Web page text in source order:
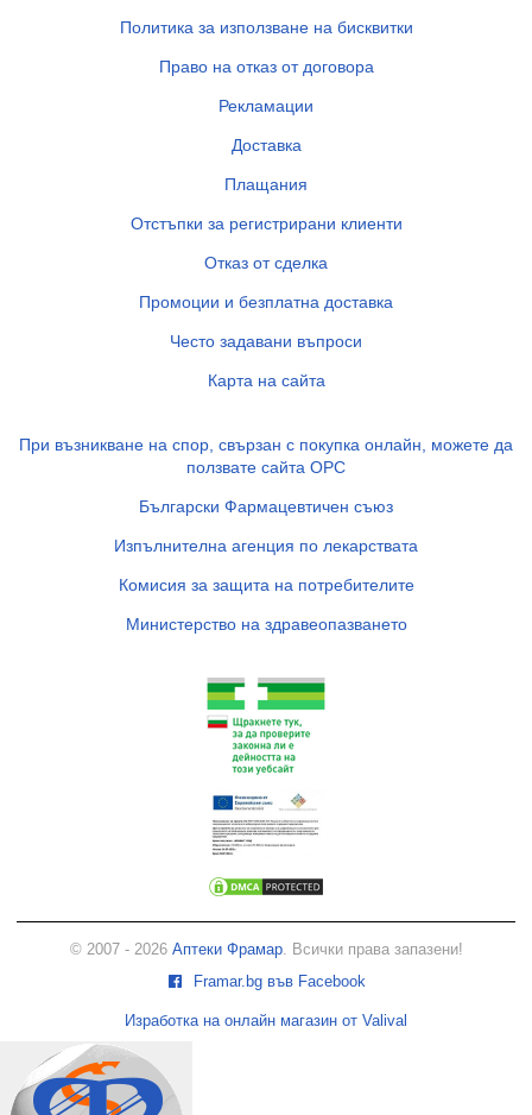
Политика за използване на бисквитки
Право на отказ от договора
Рекламации
Доставка
Плащания
Отстъпки за регистрирани клиенти
Отказ от сделка
Промоции и безплатна доставка
Често задавани въпроси
Карта на сайта
При възникване на спор, свързан с покупка онлайн, можете да
ползвате сайта ОРС
Български Фармацевтичен съюз
Изпълнителна агенция по лекарствата
Комисия за защита на потребителите
Министерство на здравеопазването
© 2007 - 2026 Аптеки Фрамар. Всички права запазени!
Framar.bg във Facebook
Изработка на онлайн магазин от Valival